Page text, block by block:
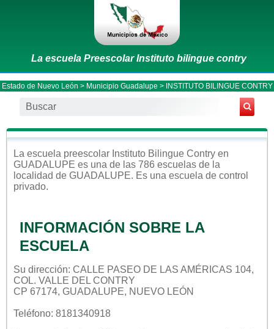
La escuela Preescolar Instituto bilingue contry
Estado de Nuevo León > Municipio Guadalupe > INSTITUTO BILINGUE CONTRY
La escuela preescolar Instituto Bilingue Contry en
GUADALUPE es una de las 786 escuelas de la
localidad de GUADALUPE. Es una escuela de control
privado.
INFORMACIÓN SOBRE LA
ESCUELA
Su dirección: CALLE PASEO DE LAS AMÉRICAS 104,
COL. VALLE DEL CONTRY
CP 67174, GUADALUPE, NUEVO LEÓN
Teléfono: 8181340918